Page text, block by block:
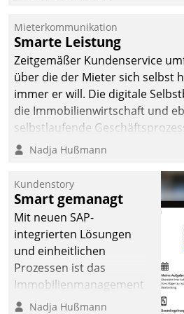
Mieterkommunikation
Smarte Leistung
Zeitgemäßer Kundenservice
über die der Mieter sich selbst
immer er will. Die digitale
die Immobilienwirtschaft und
selbstlaufende
Kunde und smart der
Nadja Hußmann
Kundenstory
Smart gemanagt
Mit neuen SAP-
integrierten Lösungen
und einheitlichen
Prozessen ist das
Immobilienmanagement
der Bayerischen
Nadja Hußmann